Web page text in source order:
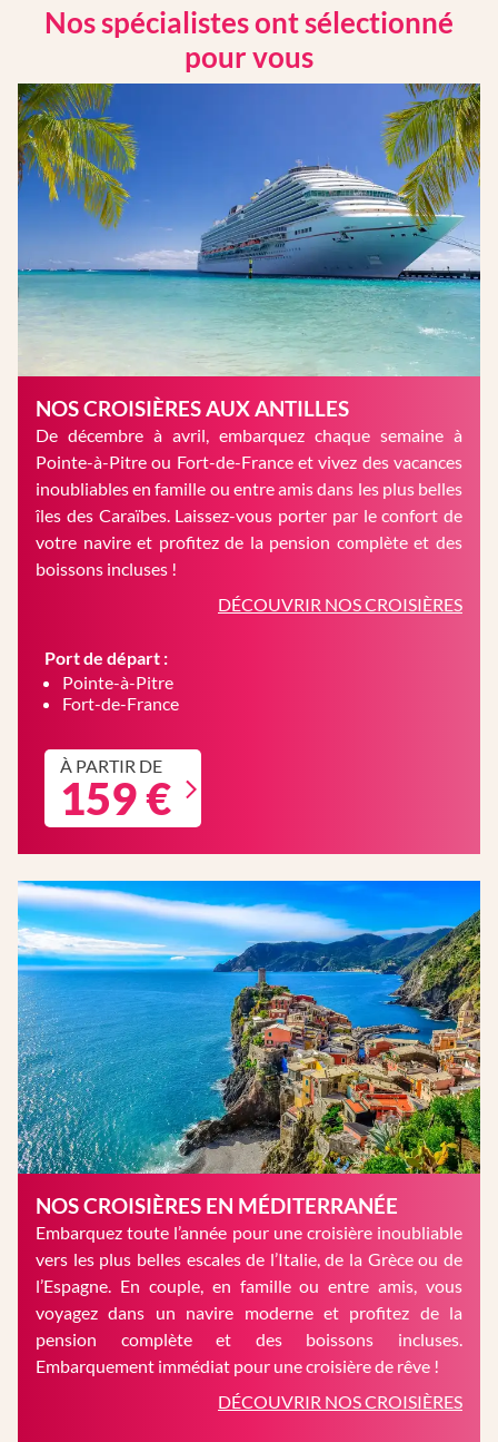
Nos spécialistes ont sélectionné
pour vous
NOS CROISIÈRES AUX ANTILLES
De décembre à avril, embarquez chaque semaine à
Pointe-à-Pitre ou Fort-de-France et vivez des vacances
inoubliables en famille ou entre amis dans les plus belles
îles des Caraïbes. Laissez-vous porter par le confort de
votre navire et profitez de la pension complète et des
boissons incluses !
DÉCOUVRIR NOS CROISIÈRES
Port de départ :
Pointe-à-Pitre
Fort-de-France
À PARTIR DE
159 €
NOS CROISIÈRES EN MÉDITERRANÉE
Embarquez toute l’année pour une croisière inoubliable
vers les plus belles escales de l’Italie, de la Grèce ou de
l’Espagne. En couple, en famille ou entre amis, vous
voyagez dans un navire moderne et profitez de la
pension complète et des boissons incluses.
Embarquement immédiat pour une croisière de rêve !
DÉCOUVRIR NOS CROISIÈRES